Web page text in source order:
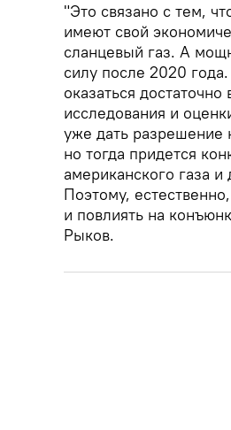
"Это связано с тем,
имеют свой
сланцевый газ. А
силу после 2020
оказаться
исследования и
уже дать разрешение
но тогда придется
американского газа
Поэтому,
и повлиять на
Рыков.